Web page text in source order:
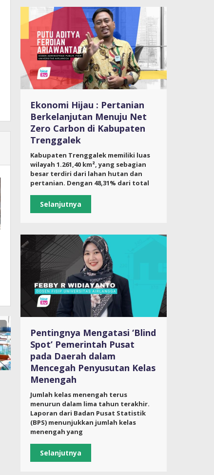
Ekonomi Hijau : Pertanian
Berkelanjutan Menuju Net
Zero Carbon di Kabupaten
Trenggalek
Kabupaten Trenggalek memiliki luas
wilayah 1.261,40 km², yang sebagian
besar terdiri dari lahan hutan dan
pertanian. Dengan 48,31% dari total
Selanjutnya
Pentingnya Mengatasi ‘Blind
Spot’ Pemerintah Pusat
pada Daerah dalam
Mencegah Penyusutan Kelas
Menengah
Jumlah kelas menengah terus
menurun dalam lima tahun terakhir.
Laporan dari Badan Pusat Statistik
(BPS) menunjukkan jumlah kelas
menengah yang
Selanjutnya